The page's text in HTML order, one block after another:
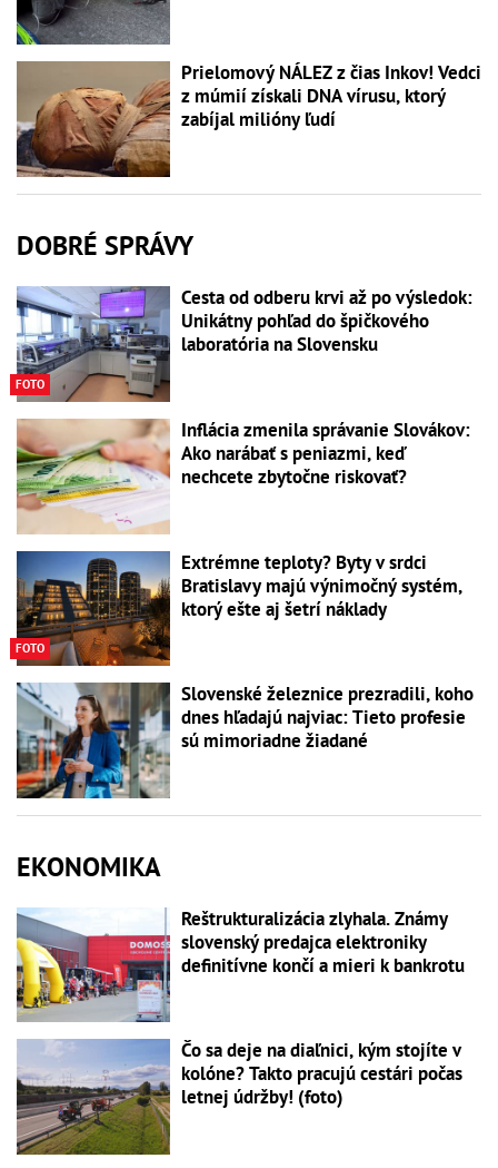
Prielomový NÁLEZ z čias Inkov! Vedci
z múmií získali DNA vírusu, ktorý
zabíjal milióny ľudí
DOBRÉ SPRÁVY
FOTO
Cesta od odberu krvi až po výsledok:
Unikátny pohľad do špičkového
laboratória na Slovensku
Inflácia zmenila správanie Slovákov:
Ako narábať s peniazmi, keď
nechcete zbytočne riskovať?
FOTO
Extrémne teploty? Byty v srdci
Bratislavy majú výnimočný systém,
ktorý ešte aj šetrí náklady
Slovenské železnice prezradili, koho
dnes hľadajú najviac: Tieto profesie
sú mimoriadne žiadané
EKONOMIKA
Reštrukturalizácia zlyhala. Známy
slovenský predajca elektroniky
definitívne končí a mieri k bankrotu
Čo sa deje na diaľnici, kým stojíte v
kolóne? Takto pracujú cestári počas
letnej údržby! (foto)